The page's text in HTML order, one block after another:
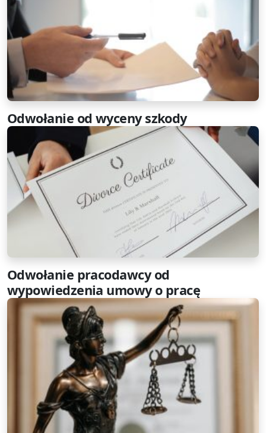
Odwołanie od wyceny szkody
Odwołanie pracodawcy od
wypowiedzenia umowy o pracę